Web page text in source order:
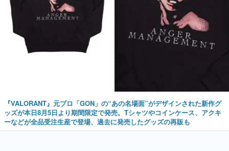
『VALORANT』元プロ「GON」の“あの名場面”がデザインされた新作グ
ッズが本日8月5日より期間限定で発売。Tシャツやコインケース、アクキ
ーなどが全品受注生産で登場、過去に発売したグッズの再販も